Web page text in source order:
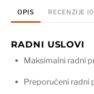
OPIS RECENZIJE
RADNI USLOVI
Maksimalni radni
Preporučeni radni